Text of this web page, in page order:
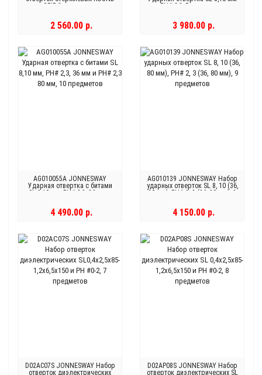
GRIP, 8 предметов
2 560.00 р.
PH# 2,3, 5 предметов
3 980.00 р.
AG010055A JONNESWAY
Ударная отвертка с битами
SL 8,10 мм, PH# 2,3, 36 мм и
4 490.00 р.
AG010139 JONNESWAY Набор
ударных отверток SL 8, 10 (36,
80 мм), PH# 2, 3 (36, 80 мм), 9
4 150.00 р.
D02AC07S JONNESWAY Набор
отверток диэлектрических
D02AP08S JONNESWAY Набор
отверток диэлектрических SL